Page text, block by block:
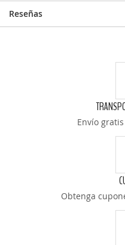
Reseñas
Envío
Obtenga